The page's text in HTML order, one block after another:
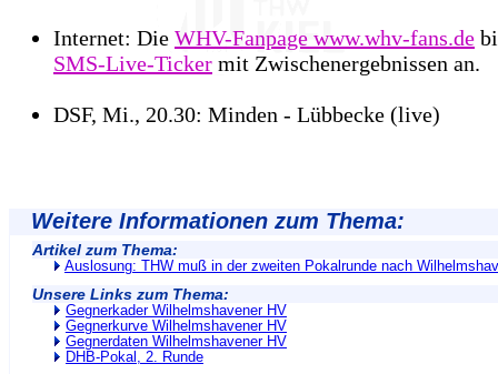
Internet: Die WHV-Fanpage www.whv-fans.de
SMS-Live-Ticker mit Zwischenergebnissen an.
DSF, Mi., 20.30: Minden - Lübbecke (live)
Weitere Informationen zum Thema:
Artikel zum Thema:
Auslosung: THW muß in der zweiten Pokalrunde nach
Unsere Links zum Thema:
Gegnerkader Wilhelmshavener HV
Gegnerkurve Wilhelmshavener HV
Gegnerdaten Wilhelmshavener HV
DHB-Pokal, 2. Runde